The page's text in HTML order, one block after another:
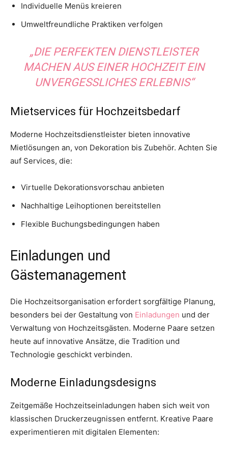
Individuelle Menüs kreieren
Umweltfreundliche Praktiken verfolgen
„DIE PERFEKTEN DIENSTLEISTER
MACHEN AUS EINER HOCHZEIT EIN
UNVERGESSLICHES ERLEBNIS“
Mietservices für Hochzeitsbedarf
Moderne Hochzeitsdienstleister bieten innovative
Mietlösungen an, von Dekoration bis Zubehör. Achten Sie
auf Services, die:
Virtuelle Dekorationsvorschau anbieten
Nachhaltige Leihoptionen bereitstellen
Flexible Buchungsbedingungen haben
Einladungen und
Gästemanagement
Die Hochzeitsorganisation erfordert sorgfältige Planung,
besonders bei der Gestaltung von Einladungen und der
Verwaltung von Hochzeitsgästen. Moderne Paare setzen
heute auf innovative Ansätze, die Tradition und
Technologie geschickt verbinden.
Moderne Einladungsdesigns
Zeitgemäße Hochzeitseinladungen haben sich weit von
klassischen Druckerzeugnissen entfernt. Kreative Paare
experimentieren mit digitalen Elementen: